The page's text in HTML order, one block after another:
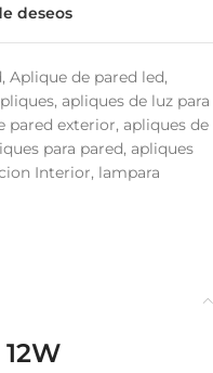
deseos
, Aplique de pared led,
, apliques de luz para
pared exterior, apliques de
para pared, apliques
Interior, lampara